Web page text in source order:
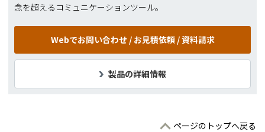
念を超えるコミュニケーションツール。
Webでお問い合わせ / お見積依頼 / 資料請求
製品の詳細情報
ページのトップへ戻る